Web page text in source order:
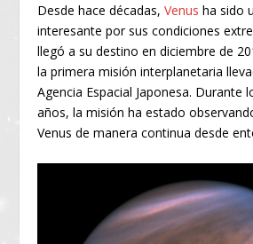
Desde hace décadas,Venus ha sido
interesante por sus condiciones
llegó a su destino en diciembre de
la primera misión interplanetaria
Agencia Espacial Japonesa. Durante
años, la misión ha estado
Venus de manera continua desde